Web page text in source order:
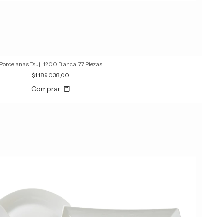
Tsuji 1200 Blanca: 77 Piezas
$1.189.038,00
Comprar